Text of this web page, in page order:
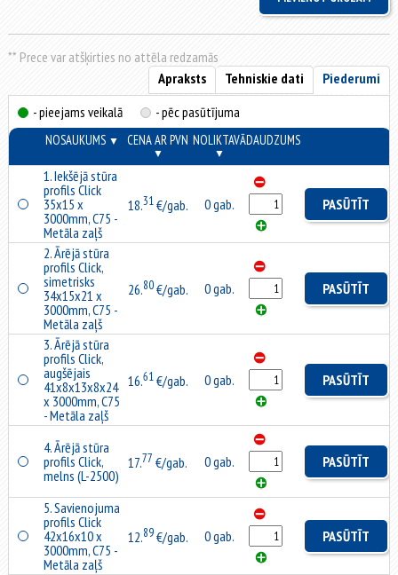
** Prece var atšķirties no attēla redzamās
Piederumi
Tehniskie dati
Apraksts
- pieejams veikalā
- pēc pasūtījuma
NOSAUKUMS ▼ CENA AR PVN
▼
NOLIKTAVĀ
▼
DAUDZUMS
1. Iekšējā stūra
profils Click
35x15 x
3000mm, C75 -
Metāla zaļš
18.31€/gab. 0 gab. PASŪTĪT
2. Ārējā stūra
profils Click,
simetrisks
34x15x21 x
3000mm, C75 -
Metāla zaļš
26.80€/gab. 0 gab. PASŪTĪT
3. Ārējā stūra
profils Click,
augšējais
41x8x13x8x24
x 3000mm, C75
- Metāla zaļš
16.61€/gab. 0 gab. PASŪTĪT
4. Ārējā stūra
profils Click,
melns (L-2500)
17.77 €/gab. 0 gab. PASŪTĪT
5. Savienojuma
profils Click
42x16x10 x
3000mm, C75 -
Metāla zaļš
12.89€/gab. 0 gab. PASŪTĪT